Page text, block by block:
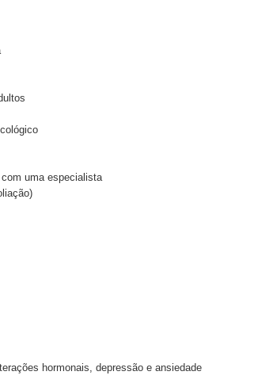
uma especialista
hormonais, depressão e ansiedade